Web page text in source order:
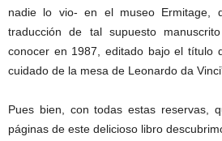
nadie lo vio- en el museo Ermitage,
traducción de tal supuesto
conocer en 1987, editado bajo el título
cuidado de la mesa de Leonardo da
Pues bien, con todas estas reservas,
páginas de este delicioso libro